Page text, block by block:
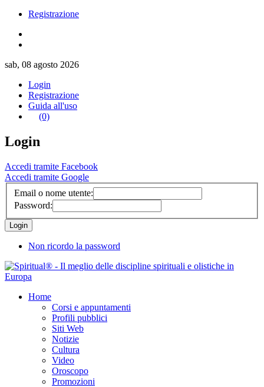
Registrazione
sab, 08 agosto 2026
Login
Registrazione
Guida all'uso
(0)
Login
Accedi tramite Facebook
Accedi tramite Google
Email o nome utente:
Password:
Non ricordo la password
Home
Corsi e appuntamenti
Profili pubblici
Siti Web
Notizie
Cultura
Video
Oroscopo
Promozioni